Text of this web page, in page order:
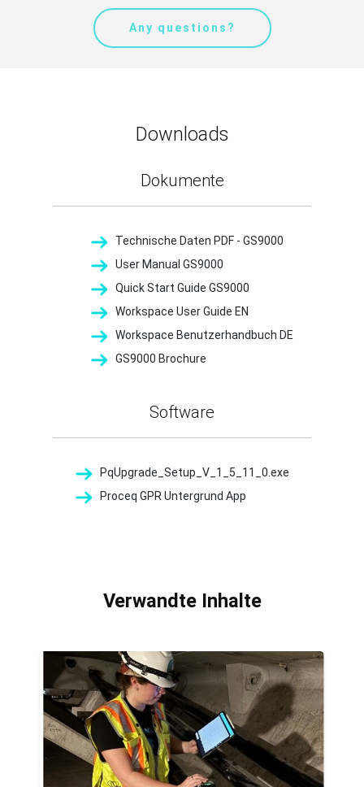
Any questions?
Downloads
Dokumente
Technische Daten PDF - GS9000
User Manual GS9000
Quick Start Guide GS9000
Workspace User Guide EN
Workspace Benutzerhandbuch DE
GS9000 Brochure
Software
PqUpgrade_Setup_V_1_5_11_0.exe
Proceq GPR Untergrund App
Verwandte Inhalte